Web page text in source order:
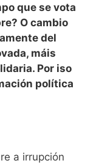
que se vota
O cambio
del
máis
Por iso
política
a irrupción